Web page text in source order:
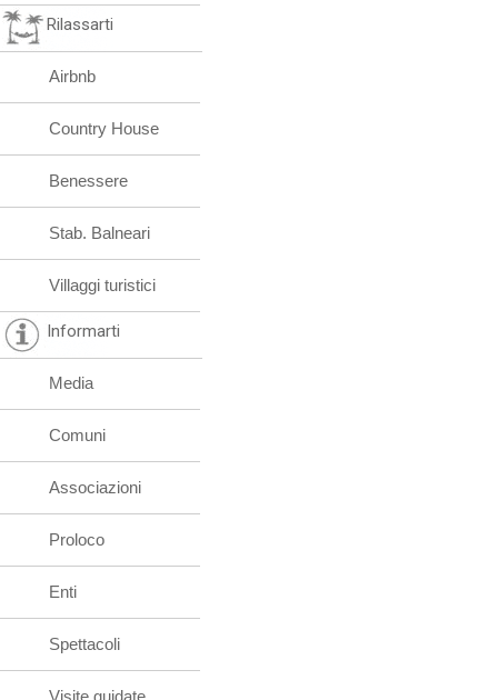
Rilassarti
Airbnb
Country House
Benessere
Stab. Balneari
Villaggi turistici
Informarti
Media
Comuni
Associazioni
Proloco
Enti
Spettacoli
Visite guidate